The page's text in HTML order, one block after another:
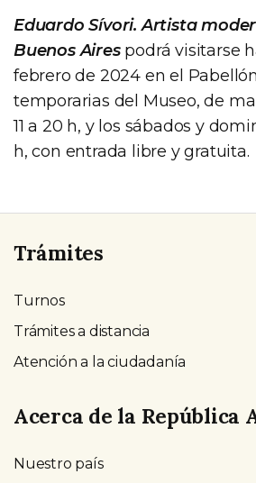
Eduardo Sívori. Artista
Buenos Airespodrá visitarse
febrero de 2024 en el
temporarias del Museo, de
11 a 20 h, y los sábados y
h, con entrada libre y gratuita.
Trámites
Turnos
Trámites a distancia
Atención a la ciudadanía
Acerca de la República
Nuestro país